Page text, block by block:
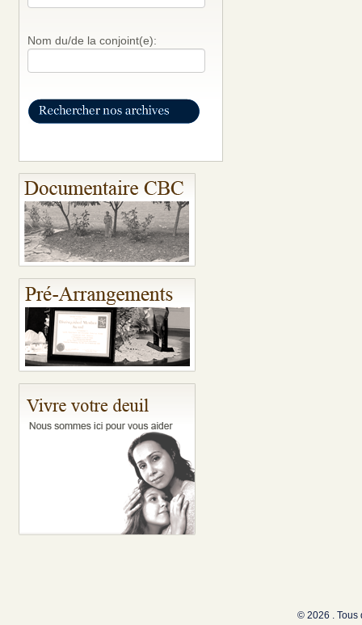
Nom du/de la conjoint(e):
© 2026 . Tous